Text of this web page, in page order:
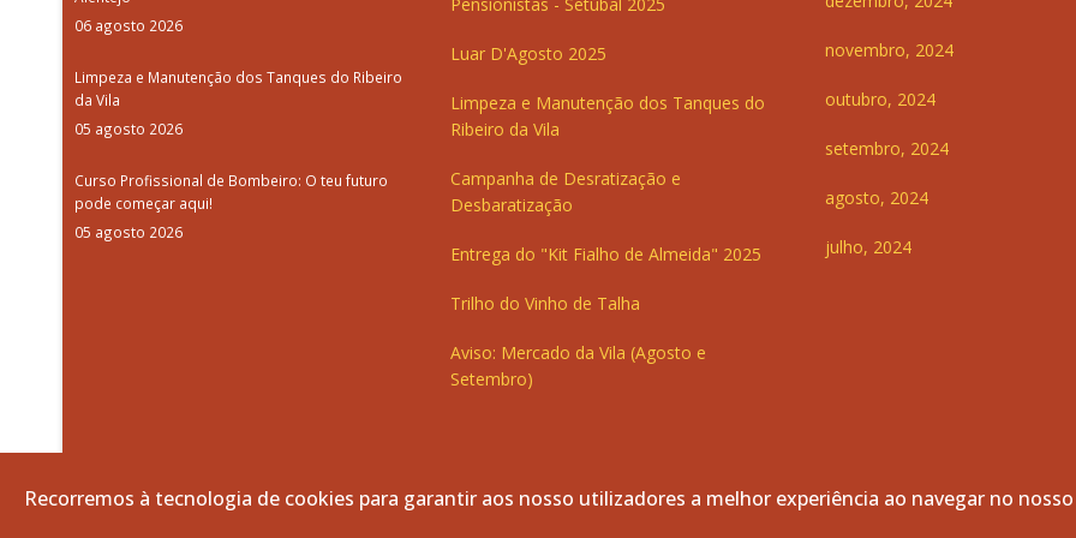
06 agosto 2026
Limpeza e Manutenção dos Tanques do Ribeiro
da Vila
05 agosto 2026
Curso Profissional de Bombeiro: O teu futuro
pode começar aqui!
05 agosto 2026
Pensionistas - Setúbal 2025
Luar D'Agosto 2025
Limpeza e Manutenção dos Tanques do
Ribeiro da Vila
Campanha de Desratização e
Desbaratização
Entrega do "Kit Fialho de Almeida" 2025
Trilho do Vinho de Talha
Aviso: Mercado da Vila (Agosto e
Setembro)
novembro, 2024
outubro, 2024
setembro, 2024
agosto, 2024
julho, 2024
© 2026 Freguesia de Vila de Frades. Todos os direitos reservados.
Recorremos à tecnologia de cookies para garantir aos nosso utilizadores a melhor experiência ao navegar no